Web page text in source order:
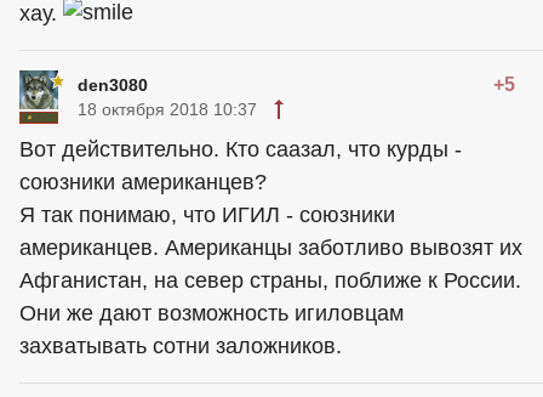
хау.
den3080 +5
18 октября 2018 10:37
Вот действительно. Кто саазал, что курды -
союзники американцев?
Я так понимаю, что ИГИЛ - союзники
американцев. Американцы заботливо вывозят их
Афганистан, на север страны, поближе к России.
Они же дают возможность игиловцам
захватывать сотни заложников.